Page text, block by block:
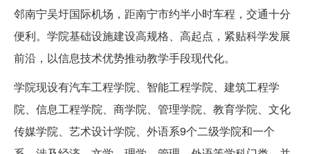
邻南宁吴圩国际机场，距南宁市约半小时车程，交通十分
便利。学院基础设施建设高规格、高起点，紧贴科学发展
前沿，以信息技术优势推动教学手段现代化。
学院现设有汽车工程学院、智能工程学院、建筑工程学
院、信息工程学院、商学院、管理学院、教育学院、文化
传媒学院、艺术设计学院、外语系9个二级学院和一个